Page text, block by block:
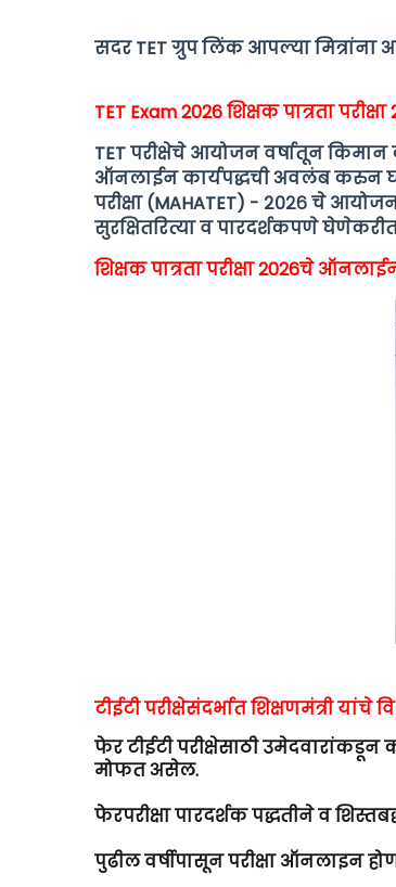
सदर TET ग्रुप लिंक आपल्या मित्रांना
TET Exam 2026 शिक्षक पात्रता
TET परीक्षेचे आयोजन वर्षातून किमान
ऑनलाईन कार्यपद्धची अवलंब करुन
परीक्षा (MAHATET) - २०२६ चे
सुरक्षितरित्या व पारदर्शकपणे
शिक्षक पात्रता परीक्षा 2026चे
टीईटी परीक्षेसंदर्भात शिक्षणमंत्री
फेर टीईटी परीक्षेसाठी उमेदवारांकडून
मोफत असेल.
फेरपरीक्षा पारदर्शक पद्धतीने व
पुढील वर्षीपासून परीक्षा ऑनलाइन